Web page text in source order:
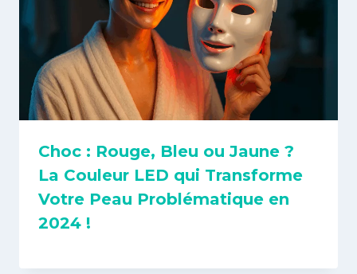
Choc : Rouge, Bleu ou Jaune ?
La Couleur LED qui Transforme
Votre Peau Problématique en
2024 !